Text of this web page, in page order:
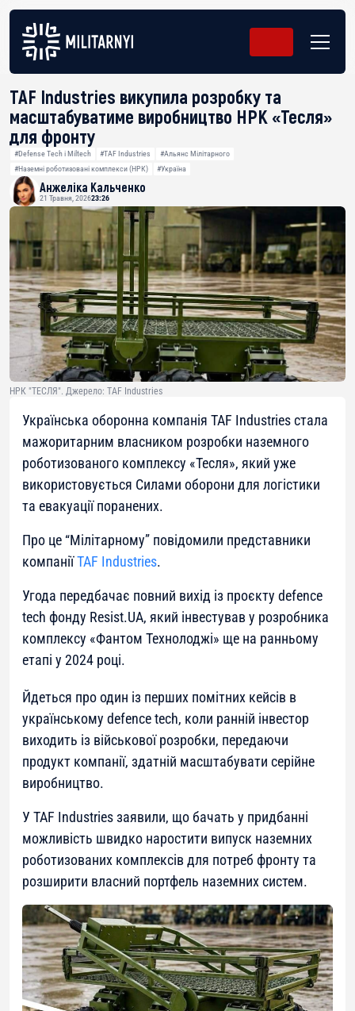
TAF Industries викупила розробку та
масштабуватиме виробництво НРК «Тесля»
для фронту
#Defense Tech і Miltech #TAF Industries
#Альянс Мілітарного
#Наземні роботизовані комплекси (НРК)
#Україна
Анжеліка Кальченко
21 Травня, 202623:26
НРК "ТЕСЛЯ". Джерело: TAF Industries
Українська оборонна компанія TAF Industries стала
мажоритарним власником розробки наземного
роботизованого комплексу «Тесля», який уже
використовується Силами оборони для логістики
та евакуації поранених.
Про це “Мілітарному” повідомили представники
компаніїTAF Industries.
Угода передбачає повний вихід із проєкту defence
tech фонду Resist.UA, який інвестував у розробника
комплексу «Фантом Технолоджі» ще на ранньому
етапі у 2024 році.
Йдеться про один із перших помітних кейсів в
українському defence tech, коли ранній інвестор
виходить із військової розробки, передаючи
продукт компанії, здатній масштабувати серійне
виробництво.
У TAF Industries заявили, що бачать у придбанні
можливість швидко наростити випуск наземних
роботизованих комплексів для потреб фронту та
розширити власний портфель наземних систем.